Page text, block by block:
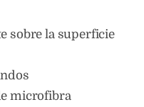
sobre la superficie
microfibra